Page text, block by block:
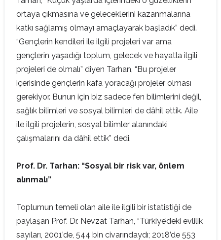
ortaya çıkmasına ve geleceklerini kazanmalarına
katkı sağlamış olmayı amaçlayarak başladık” dedi.
“Gençlerin kendileri ile ilgili projeleri var ama
gençlerin yaşadığı toplum, gelecek ve hayatla ilgili
projeleri de olmalı” diyen Tarhan, “Bu projeler
içerisinde gençlerin kafa yoracağı projeler olması
gerekiyor. Bunun için biz sadece fen bilimlerini değil,
sağlık bilimleri ve sosyal bilimleri de dâhil ettik. Aile
ile ilgili projelerin, sosyal bilimler alanındaki
çalışmalarını da dâhil ettik” dedi.
Prof. Dr. Tarhan: “Sosyal bir risk var, önlem
alınmalı”
Toplumun temeli olan aile ile ilgili bir istatistiği de
paylaşan Prof. Dr. Nevzat Tarhan, “Türkiye’deki evlilik
sayıları, 2001’de, 544 bin civarındaydı; 2018’de 553